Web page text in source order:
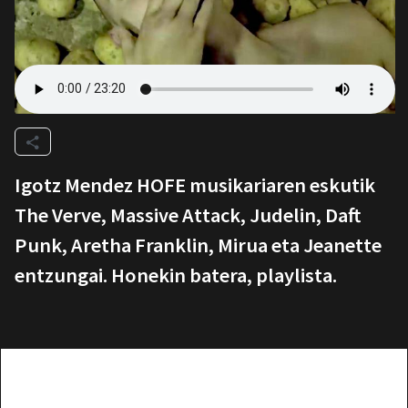
Igotz Mendez HOFE musikariaren eskutik
The Verve, Massive Attack, Judelin, Daft
Punk, Aretha Franklin, Mirua eta Jeanette
entzungai. Honekin batera, playlista.